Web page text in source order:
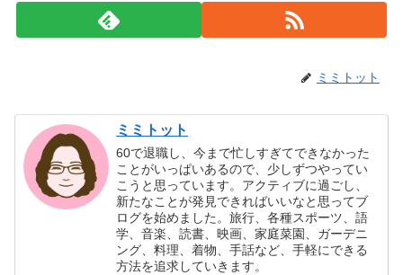
ミミトット
ミミトット
60で退職し、今まで忙しすぎてできなかった
ことがいっぱいあるので、少しずつやってい
こうと思っています。アクティブに過ごし、
新たなことが発見できればいいなと思ってブ
ログを始めました。旅行、各種スポーツ、語
学、音楽、読書、映画、家庭菜園、ガーデニ
ング、料理、着物、手話など、手軽にできる
方法を追求していきます。